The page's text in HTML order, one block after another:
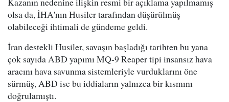
olsa da, İHA'nın Husiler tarafından düşürülmüş
olabileceği ihtimali de gündeme geldi.
İran destekli Husiler, savaşın başladığı tarihten bu yana
çok sayıda ABD yapımı MQ-9 Reaper tipi insansız hava
aracını hava savunma sistemleriyle vurduklarını öne
sürmüş, ABD ise bu iddiaların yalnızca bir kısmını
doğrulamıştı.